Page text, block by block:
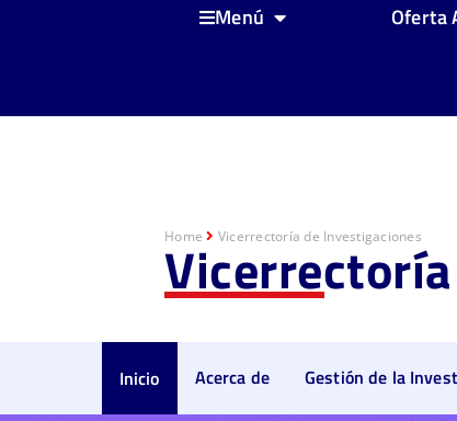
Menú Oferta
Home Vicerrectoría de Investigaciones
Inicio Acerca de Gestión de la